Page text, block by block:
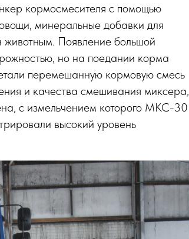
кормосмесителя с помощью
минеральные добавки для
животным. Появление большой
но на поедании корма
перемешанную кормовую смесь
и качества смешивания миксера,
с измельчением которого МКС-30
высокий уровень